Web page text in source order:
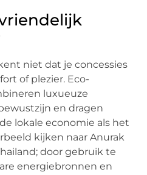
niet dat je concessies
of plezier. Eco-
luxueuze
en dragen
lokale economie als het
kijken naar Anurak
door gebruik te
energiebronnen en